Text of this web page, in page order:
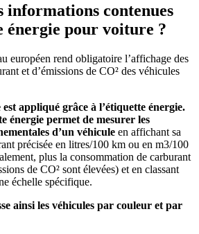
informations contenues
énergie pour voiture ?
européen rend obligatoire l’affichage des
et d’émissions de CO² des véhicules
appliqué grâce à l’étiquette énergie.
énergie permet de mesurer les
d’un véhicule en affichant sa
précisée en litres/100 km ou en m3/100
plus la consommation de carburant
de CO² sont élevées) et en classant
échelle spécifique.
ainsi les véhicules par couleur et par